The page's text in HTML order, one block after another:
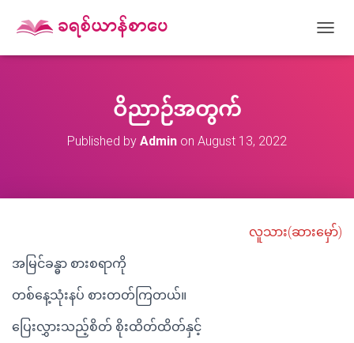
O
I
ဝိညာဉ်အတွက်
Published by Admin on August 13, 2022
လူသား(ဆားမှော်)
အမြင်ခန္ဓာ စားစရာကို
တစ်နေ့သုံးနပ် စားတတ်ကြတယ်။
ပြေးလွှားသည့်စိတ် စိုးထိတ်ထိတ်နှင့်